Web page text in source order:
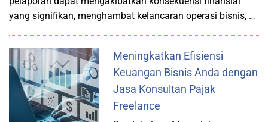
yang signifikan, menghambat kelancaran operasi bisnis, …
Meningkatkan Efisiensi
Keuangan Bisnis Anda dengan
Jasa Konsultan Pajak
Freelance